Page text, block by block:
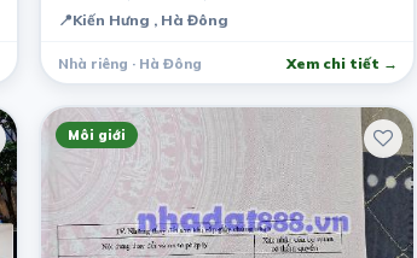
📍Kiến Hưng , Hà Đông
Nhà riêng · Hà Đông Xem chi tiết →
Môi giới